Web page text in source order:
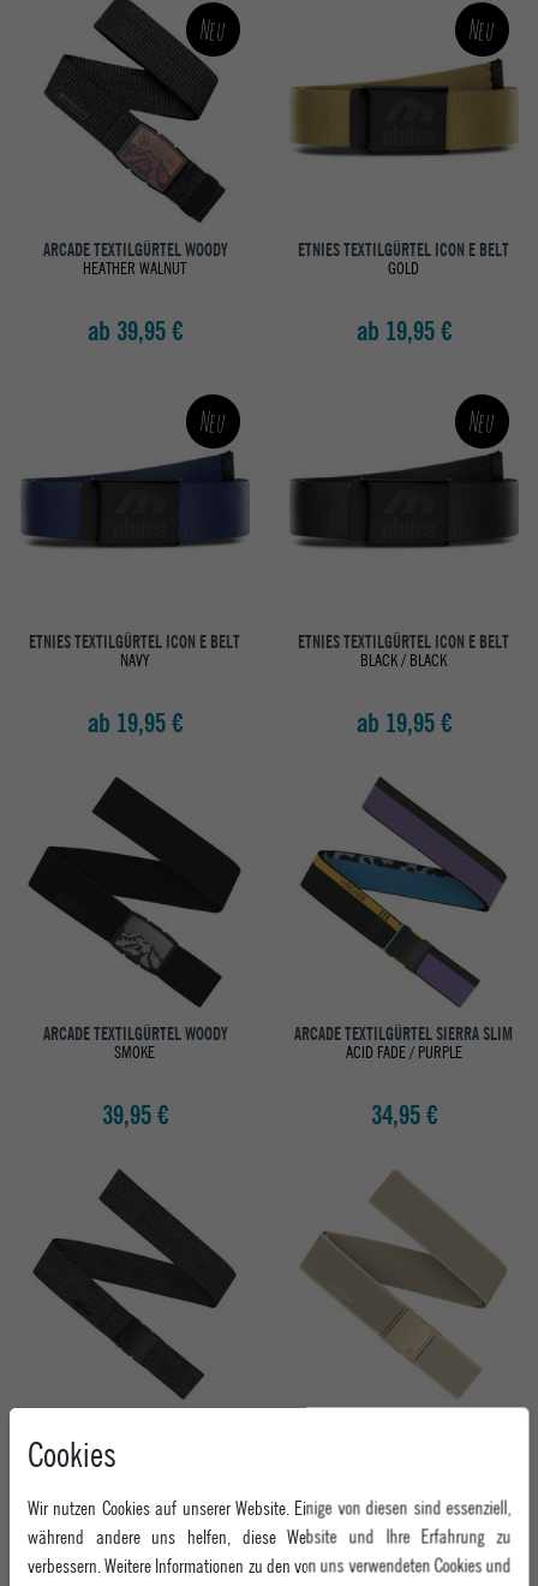
Neu
ARCADE TEXTILGÜRTEL WOODY
HEATHER WALNUT
ab 39,95 €
Neu
ETNIES TEXTILGÜRTEL ICON E BELT
GOLD
ab 19,95 €
Neu
ETNIES TEXTILGÜRTEL ICON E BELT
NAVY
ab 19,95 €
Neu
ETNIES TEXTILGÜRTEL ICON E BELT
BLACK / BLACK
ab 19,95 €
ARCADE TEXTILGÜRTEL WOODY
SMOKE
39,95 €
ARCADE TEXTILGÜRTEL SIERRA SLIM
ACID FADE / PURPLE
34,95 €
HEATHER BLACK
34,95 € 34,95 €
Cookies
Wir nutzen Cookies auf unserer Website. Einige von diesen sind essenziell,
während andere uns helfen, diese Website und Ihre Erfahrung zu
verbessern. Weitere Informationen zu den von uns verwendeten Cookies und